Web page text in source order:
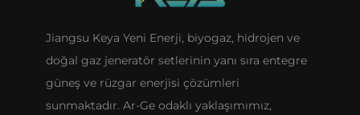
Jiangsu Keya Yeni Enerji, biyogaz, hidrojen ve
doğal gaz jeneratör setlerinin yanı sıra entegre
güneş ve rüzgar enerjisi çözümleri
sunmaktadır. Ar-Ge odaklı yaklaşımımız,